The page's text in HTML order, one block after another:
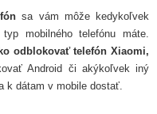
sa vám môže kedykoľvek
mobilného telefónu máte.
odblokovať telefón Xiaomi,
Android či akýkoľvek iný
k dátam v mobile dostať.